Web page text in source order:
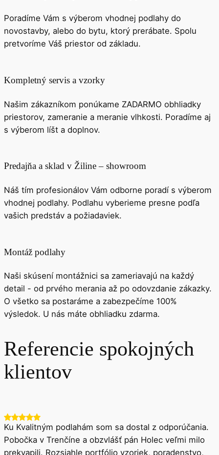
Poradíme Vám s výberom vhodnej podlahy do
novostavby, alebo do bytu, ktorý prerábate. Spolu
pretvoríme Váš priestor od základu.
Kompletný servis a vzorky
Našim zákazníkom ponúkame ZADARMO obhliadky
priestorov, zameranie a meranie vlhkosti. Poradíme aj
s výberom líšt a doplnov.
Predajňa a sklad v Žiline – showroom
Náš tím profesionálov Vám odborne poradí s výberom
vhodnej podlahy. Podlahu vyberieme presne podľa
vašich predstáv a požiadaviek.
Montáž podlahy
Naši skúsení montážnici sa zameriavajú na každý
detail - od prvého merania až po odovzdanie zákazky.
O všetko sa postaráme a zabezpečíme 100%
výsledok. U nás máte obhliadku zdarma.
Referencie spokojných
klientov
Ku Kvalitným podlahám som sa dostal z odporúčania.
Pobočka v Trenčíne a obzvlášť pán Holec veľmi milo
prekvapili. Rozsiahle portfólio vzoriek, poradenstvo,